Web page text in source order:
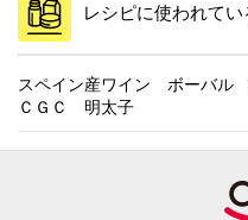
レシピに使われてい
スペイン産ワイン ボー
ＣＧＣ 明太子